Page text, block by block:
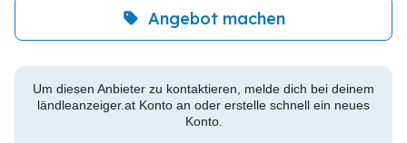
Angebot machen
Um diesen Anbieter zu kontaktieren, melde dich bei deinem
ländleanzeiger.at Konto an oder erstelle schnell ein neues
Konto.